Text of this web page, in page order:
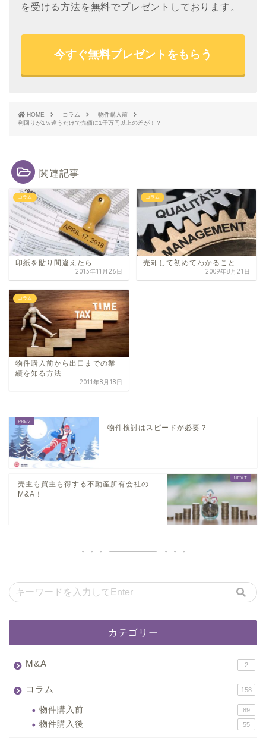
を受ける方法を無料でプレゼントしております。
今すぐ無料プレゼントをもらう
HOME コラム
物件購入前
利回りが1％違うだけで売価に1千万円以上の差が！？
関連記事
コラム
印紙を貼り間違えたら
2013年11月26日
コラム
売却して初めてわかること
2009年8月21日
コラム
物件購入前から​出口までの業
績を知る​方法
2011年8月18日
物件検討はスピードが必要？
売主も買主も得する不動産所有会社の
M&A！
カテゴリー
M&A 2
コラム 158
物件購入前 89
物件購入後 55